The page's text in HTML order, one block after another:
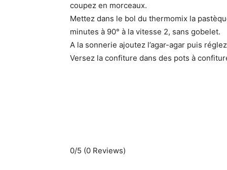
coupez en morceaux.
Mettez dans le bol du thermomix la
minutes à 90° à la vitesse 2, sans gobelet.
A la sonnerie ajoutez l’agar-agar puis
Versez la confiture dans des pots à
0/5 (0 Reviews)